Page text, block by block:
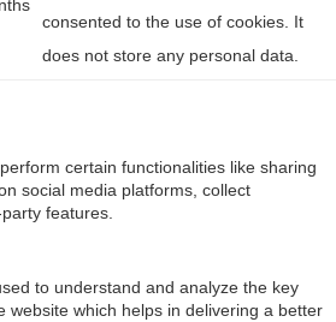
consented to the use of cookies. It
does not store any personal data.
certain functionalities like sharing
social media platforms, collect
features.
to understand and analyze the key
website which helps in delivering a better